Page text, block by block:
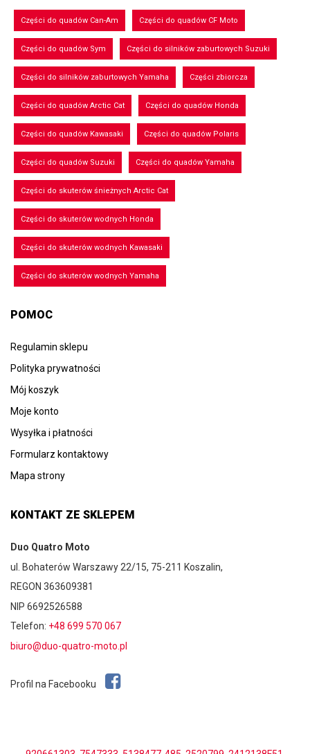
Części do quadów Can-Am Części do quadów CF Moto
Części do quadów Sym Części do silników zaburtowych Suzuki
Części do silników zaburtowych Yamaha Części zbiorcza
Części do quadów Arctic Cat Części do quadów Honda
Części do quadów Kawasaki Części do quadów Polaris
Części do quadów Suzuki Części do quadów Yamaha
Części do skuterów śnieżnych Arctic Cat
Części do skuterów wodnych Honda
Części do skuterów wodnych Kawasaki
Części do skuterów wodnych Yamaha
POMOC
Regulamin sklepu
Polityka prywatności
Mój koszyk
Moje konto
Wysyłka i płatności
Formularz kontaktowy
Mapa strony
KONTAKT ZE SKLEPEM
Duo Quatro Moto
ul. Bohaterów Warszawy 22/15, 75-211 Koszalin,
REGON 363609381
NIP 6692526588
Telefon: +48 699 570 067
biuro@duo-quatro-moto.pl
Profil na Facebooku